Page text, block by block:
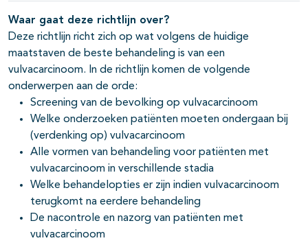
Waar gaat deze richtlijn over?
Deze richtlijn richt zich op wat volgens de huidige
maatstaven de beste behandeling is van een
vulvacarcinoom. In de richtlijn komen de volgende
onderwerpen aan de orde:
Screening van de bevolking op vulvacarcinoom
Welke onderzoeken patiënten moeten ondergaan bij
(verdenking op) vulvacarcinoom
Alle vormen van behandeling voor patiënten met
vulvacarcinoom in verschillende stadia
Welke behandelopties er zijn indien vulvacarcinoom
terugkomt na eerdere behandeling
De nacontrole en nazorg van patiënten met
vulvacarcinoom